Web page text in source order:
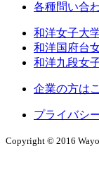
各種問い合
和洋女子大
和洋国府台
和洋九段女
企業の方は
プライバシ
Copyright © 2016